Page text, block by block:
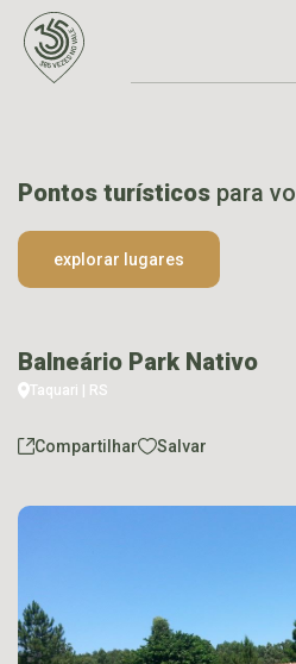
Pontos turísticos para
explorar lugares
Balneário Park Nativo
Taquari | RS
Compartilhar Salvar